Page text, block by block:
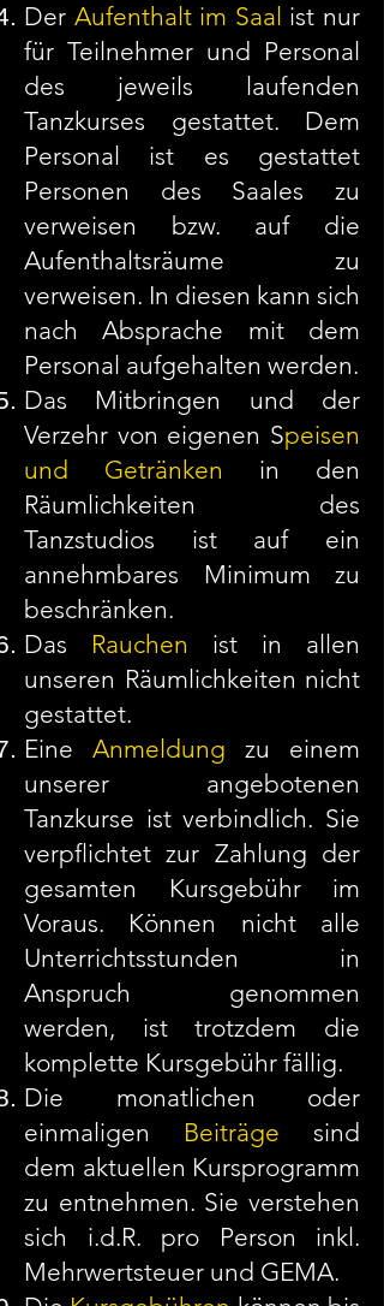
Der Aufenthalt im Saal ist nur
für Teilnehmer und Personal
des jeweils laufenden
Tanzkurses gestattet. Dem
Personal ist es gestattet
Personen des Saales zu
verweisen bzw. auf die
Aufenthaltsräume zu
verweisen. In diesen kann sich
nach Absprache mit dem
Personal aufgehalten werden.
Das Mitbringen und der
Verzehr von eigenen Speisen
und Getränken in den
Räumlichkeiten des
Tanzstudios ist auf ein
annehmbares Minimum zu
beschränken.
Das Rauchen ist in allen
unseren Räumlichkeiten nicht
gestattet.
Eine Anmeldung zu einem
unserer angebotenen
Tanzkurse ist verbindlich. Sie
verpflichtet zur Zahlung der
gesamten Kursgebühr im
Voraus. Können nicht alle
Unterrichtsstunden in
Anspruch genommen
werden, ist trotzdem die
komplette Kursgebühr fällig.
Die monatlichen oder
einmaligen Beiträge sind
dem aktuellen Kursprogramm
zu entnehmen. Sie verstehen
sich i.d.R. pro Person inkl.
Mehrwertsteuer und GEMA.